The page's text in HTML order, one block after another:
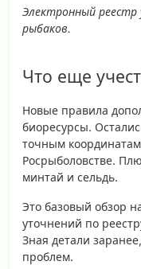
Электронный реестр
рыбаков.
Что еще
Новые правила
биоресурсы.
точным
Росрыболовстве.
минтай и сельдь.
Это базовый обзор
уточнений по
Зная детали
проблем.